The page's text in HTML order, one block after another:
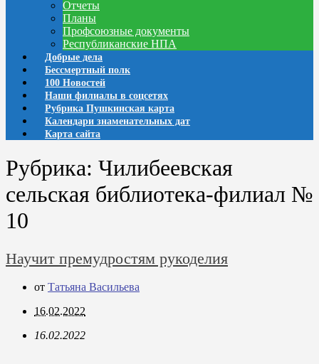
Отчеты
Планы
Профсоюзные документы
Республиканские НПА
Добрые дела
Бессмертный полк
100 Новостей
Наши филиалы в соцсетях
Рубрика Пушкинская карта
Календари знаменательных дат
Карта сайта
Рубрика: Чилибеевская
сельская библиотека-филиал №
10
Научит премудростям рукоделия
от Татьяна Васильева
16.02.2022
16.02.2022